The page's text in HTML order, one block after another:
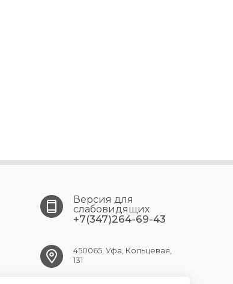
Версия для
слабовидящих
+7(347)264-69-43
450065, Уфа, Кольцевая,
131